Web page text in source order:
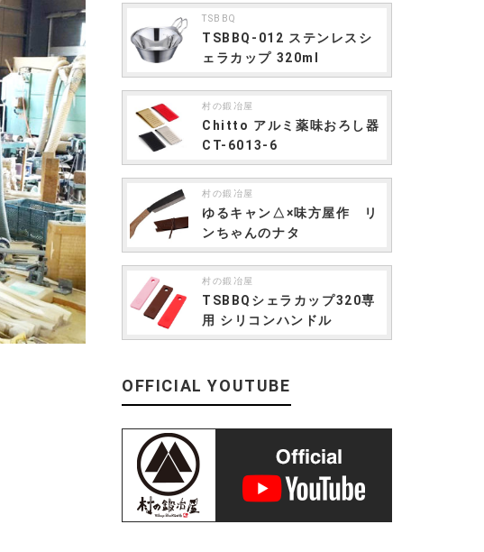
TSBBQ
TSBBQ-012 ステンレスシ
ェラカップ 320ml
村の鍛冶屋
Chitto アルミ薬味おろし器
CT-6013-6
村の鍛冶屋
ゆるキャン△×味方屋作 リ
ンちゃんのナタ
村の鍛冶屋
TSBBQシェラカップ320専
用 シリコンハンドル
OFFICIAL YOUTUBE